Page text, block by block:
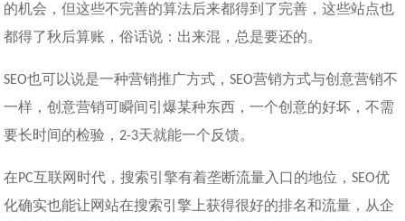
的机会，但这些不完善的算法后来都得到了完善，这些站点也
都得了秋后算账，俗话说：出来混，总是要还的。
SEO也可以说是一种营销推广方式，SEO营销方式与创意营销不
一样，创意营销可瞬间引爆某种东西，一个创意的好坏，不需
要长时间的检验， 2-3天就能一个反馈。
在PC互联网时代，搜索引擎有着垄断流量入口的地位，SEO优
化确实也能让网站在搜索引擎上获得很好的排名和流量，从企